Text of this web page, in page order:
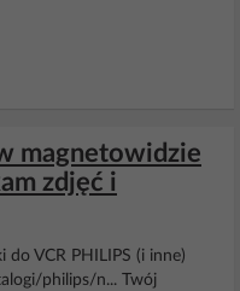
magnetowidzie
zdjęć i
VCR PHILIPS (i inne)
philips/n... Twój